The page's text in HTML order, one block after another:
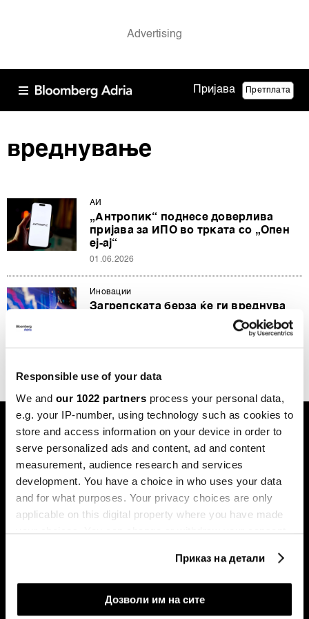
Responsible use of your data
We and our 1022 partners process your personal data,
e.g. your IP-number, using technology such as cookies to
store and access information on your device in order to
serve personalized ads and content, ad and content
measurement, audience research and services
development. You have a choice in who uses your data
and for what purposes. Your privacy choices are only
applicable on this digital property where you have made
your choices. You can change or withdraw your consent
If you allow, we would also like to:
Collect information about your geographical
Приказ на детали
Дозволи им на сите
Пријава Претплата
вреднување
АИ
„Антропик“ поднесе доверлива
пријава за ИПО во трката со „Опен
еј-ај“
01.06.2026
Иновации
Загрепската берза ќе ги вреднува
компаниите со помош на вештачка
21.12.2023
Претплатете се на
билтенот
Политика
Настани на Блумберг Адрија